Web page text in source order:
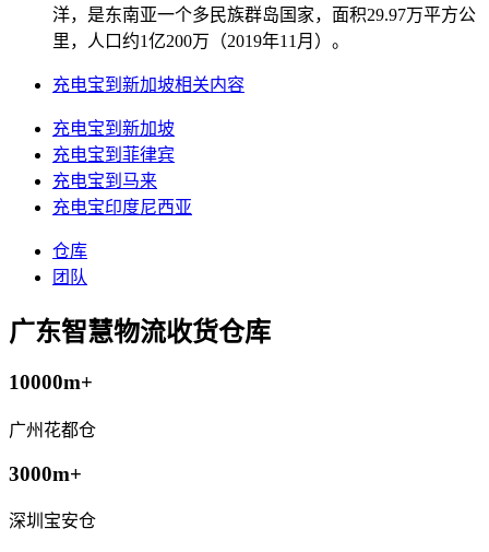
洋，是东南亚一个多民族群岛国家，面积29.97万平方公
里，人口约1亿200万（2019年11月）。
充电宝到新加坡相关内容
充电宝到新加坡
充电宝到菲律宾
充电宝到马来
充电宝印度尼西亚
仓库
团队
广东智慧物流收货仓库
10000m+
广州花都仓
3000m+
深圳宝安仓